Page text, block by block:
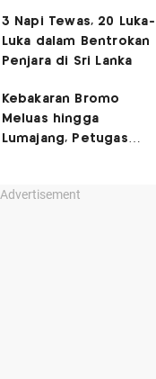
3 Napi Tewas, 20 Luka-
Luka dalam Bentrokan
Penjara di Sri Lanka
Kebakaran Bromo
Meluas hingga
Lumajang, Petugas
Advertisement